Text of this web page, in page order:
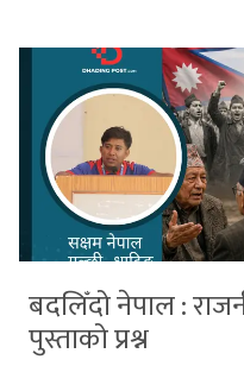
बदलिँदो नेपाल :
पुस्ताको प्रश्न